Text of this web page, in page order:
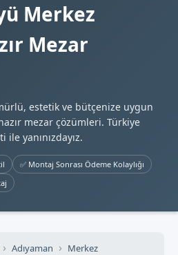
Merkez
Mezar
estetik ve bütçenize uygun
mezar çözümleri. Türkiye
yanınızdayız.
✅ Montaj Sonrası Ödeme Kolaylığı
Adıyaman
Merkez